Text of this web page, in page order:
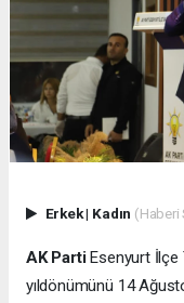
Erkek| Kadın (Haberi
AK PartiEsenyurt İlçe
yıldönümünü 14